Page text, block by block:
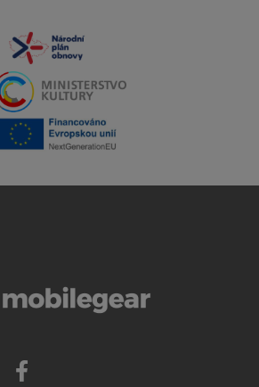
technológia
dynamický zvuk s výraznými basmi
čipom H1 a H2 majú rýchle
nízku latenciu a